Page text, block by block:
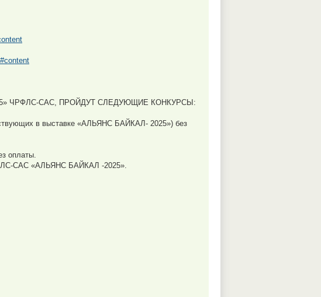
ЧРФЛС-САС, ПРОЙДУТ СЛЕДУЮЩИЕ КОНКУРСЫ:
в выставке «АЛЬЯНС БАЙКАЛ- 2025») без
оплаты.
САС «АЛЬЯНС БАЙКАЛ -2025».